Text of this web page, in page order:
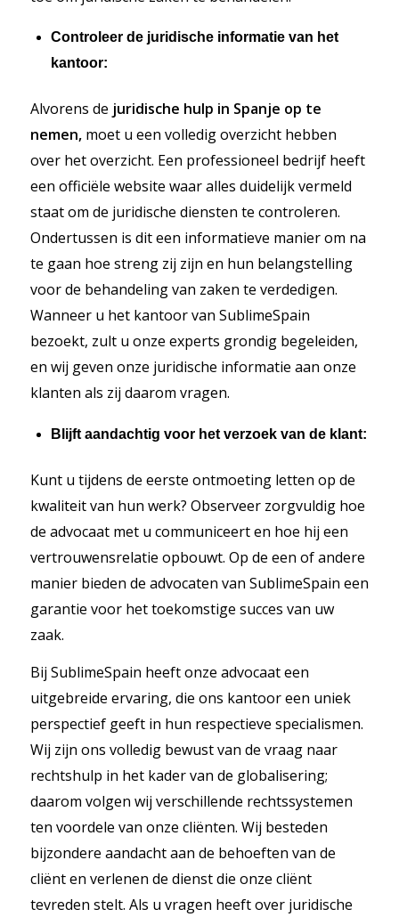
Controleer de juridische informatie van het
kantoor:
Alvorens de juridische hulp in Spanje op te
nemen,moet u een volledig overzicht hebben
over het overzicht. Een professioneel bedrijf heeft
een officiële website waar alles duidelijk vermeld
staat om de juridische diensten te controleren.
Ondertussen is dit een informatieve manier om na
te gaan hoe streng zij zijn en hun belangstelling
voor de behandeling van zaken te verdedigen.
Wanneer u het kantoor van SublimeSpain
bezoekt, zult u onze experts grondig begeleiden,
en wij geven onze juridische informatie aan onze
klanten als zij daarom vragen.
Blijft aandachtig voor het verzoek van de klant:
Kunt u tijdens de eerste ontmoeting letten op de
kwaliteit van hun werk? Observeer zorgvuldig hoe
de advocaat met u communiceert en hoe hij een
vertrouwensrelatie opbouwt. Op de een of andere
manier bieden de advocaten van SublimeSpain een
garantie voor het toekomstige succes van uw
zaak.
Bij SublimeSpain heeft onze advocaat een
uitgebreide ervaring, die ons kantoor een uniek
perspectief geeft in hun respectieve specialismen.
Wij zijn ons volledig bewust van de vraag naar
rechtshulp in het kader van de globalisering;
daarom volgen wij verschillende rechtssystemen
ten voordele van onze cliënten. Wij besteden
bijzondere aandacht aan de behoeften van de
cliënt en verlenen de dienst die onze cliënt
tevreden stelt. Als u vragen heeft over juridische